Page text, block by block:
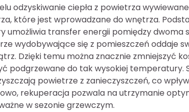
odzyskiwanie ciepła z powietrza
które jest wprowadzane do wnętrza.
umożliwia transfer energii pomiędzy dwoma
wydobywające się z pomieszczeń oddaje
Dzięki temu można znacznie zmniejszyć
podgrzewane do tak wysokiej temperatury.
powietrze z zanieczyszczeń, co
rekuperacja pozwala na utrzymanie
w sezonie grzewczym.